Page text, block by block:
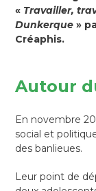
« Travailler,
Dunkerque »
Créaphis.
Autour
En novembre
social et
des banlieues.
Leur point de